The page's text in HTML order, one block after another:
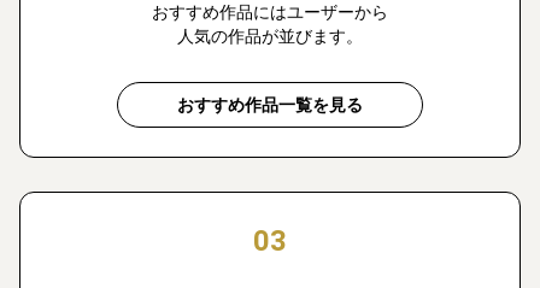
おすすめ作品にはユーザーから
人気の作品が並びます。
おすすめ作品一覧を見る
03